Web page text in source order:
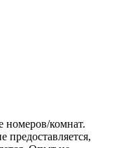
номеров/комнат.
предоставляется,